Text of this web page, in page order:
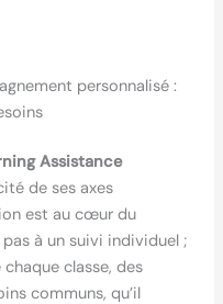
personnalisé :
Assistance
de ses axes
est au cœur du
à un suivi individuel ;
classe, des
communs, qu’il